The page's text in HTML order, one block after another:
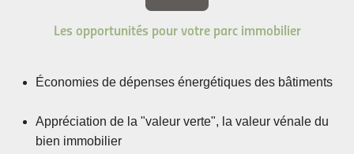
Les opportunités pour votre parc immobilier
Économies de dépenses énergétiques des bâtiments
Appréciation de la "valeur verte", la valeur vénale du
bien immobilier